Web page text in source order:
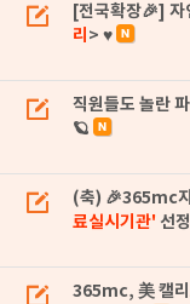
[전국확장🎉] 자
리 > ♥
직원들도 놀란
🪐
(축)
료실시기관' 선
365mc, 美 캘리